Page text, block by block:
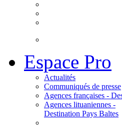
Espace Pro
Actualités
Communiqués de presse
Agences françaises -
Agences lituaniennes -
Destination Pays Baltes